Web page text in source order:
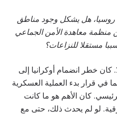
هل يشكل وجود مناطق
معاهدة الأمن الجماعي
مستقلا للنزاعات؟
كان خطر انضمام أوكرانيا إلى
قرار بدء العملية العسكرية
كان الأهم هو ما كانت
لو لم يحدث ذلك، حتى مع